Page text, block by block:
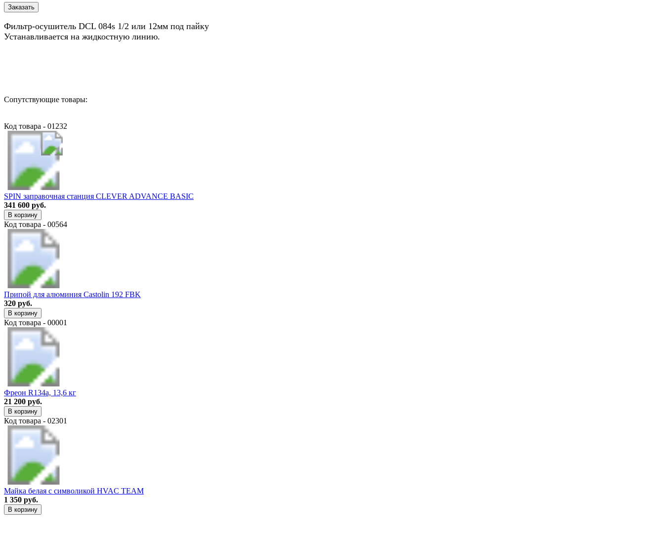
Фильтр-осушитель DCL 084s 1/2 или 12мм под пайку
Устанавливается на жидкостную линию.
Сопутствующие товары:
Код товара - 01232
SPIN заправочная станция CLEVER ADVANCE BASIC
341 600 руб.
В корзину
Код товара - 00564
Припой для алюминия Castolin 192 FBK
320 руб.
В корзину
Код товара - 00001
Фреон R134a, 13,6 кг
21 200 руб.
В корзину
Код товара - 02301
Майка белая с символикой HVAC TEAM
1 350 руб.
В корзину